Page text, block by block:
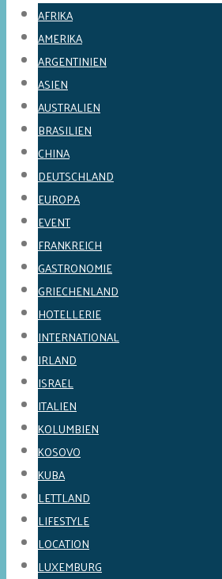
AFRIKA
AMERIKA
ARGENTINIEN
ASIEN
AUSTRALIEN
BRASILIEN
CHINA
DEUTSCHLAND
EUROPA
EVENT
FRANKREICH
GASTRONOMIE
GRIECHENLAND
HOTELLERIE
INTERNATIONAL
IRLAND
ISRAEL
ITALIEN
KOLUMBIEN
KOSOVO
KUBA
LETTLAND
LIFESTYLE
LOCATION
LUXEMBURG